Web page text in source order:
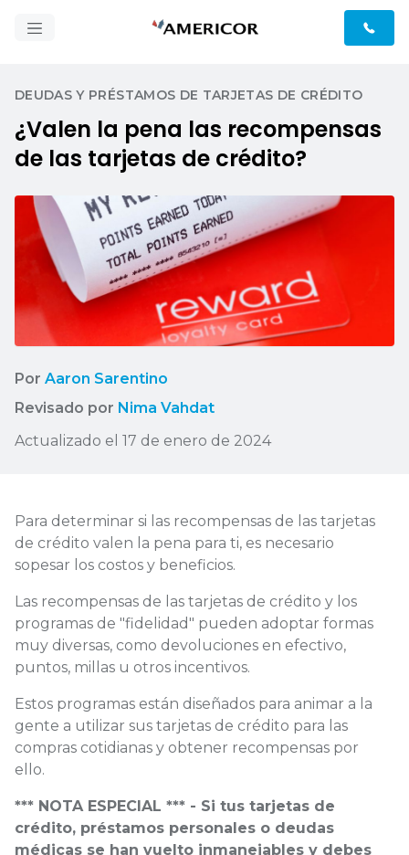
DEUDAS Y PRÉSTAMOS DE TARJETAS DE CRÉDITO
¿Valen la pena las recompensas
de las tarjetas de crédito?
Por Aaron Sarentino
Revisado por Nima Vahdat
Actualizado el 17 de enero de 2024
Para determinar si las recompensas de las tarjetas
de crédito valen la pena para ti, es necesario
sopesar los costos y beneficios.
Las recompensas de las tarjetas de crédito y los
programas de "fidelidad" pueden adoptar formas
muy diversas, como devoluciones en efectivo,
puntos, millas u otros incentivos.
Estos programas están diseñados para animar a la
gente a utilizar sus tarjetas de crédito para las
compras cotidianas y obtener recompensas por
ello.
*** NOTA ESPECIAL *** - Si tus tarjetas de
crédito, préstamos personales o deudas
médicas se han vuelto inmanejables y debes